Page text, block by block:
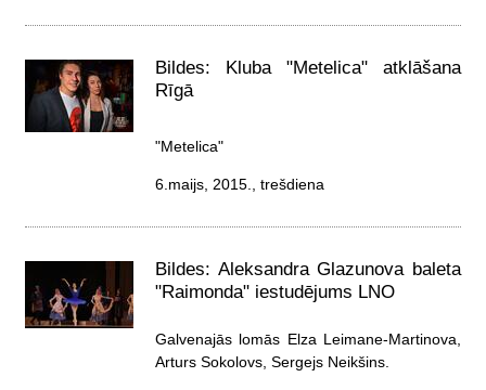
Bildes: Kluba "Metelica" atklāšana
Rīgā
"Metelicа"
6.maijs, 2015., trešdiena
Bildes: Aleksandra Glazunova baleta
"Raimonda" iestudējums LNO
Galvenajās lomās Elza Leimane-Martinova,
Arturs Sokolovs, Sergejs Neikšins.